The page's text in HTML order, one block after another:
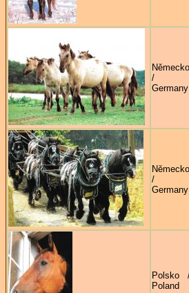
Německo
/
Germany
Německo
/
Germany
Polsko
Poland